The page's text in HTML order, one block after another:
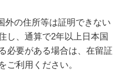
外の住所等は証明できない
し、通算で2年以上日本国
必要がある場合は、在留証
ご利用ください。